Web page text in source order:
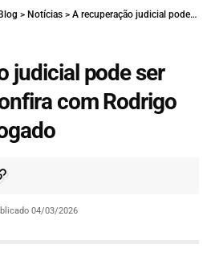
> Notícias > A recuperação judicial pode ser preventiva? Confira com Rodrigo Pimentel Advogado
judicial pode ser
com Rodrigo
04/03/2026